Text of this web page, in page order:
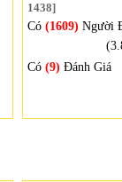
1438]
Có (1609) Người
Có (9) Đánh Giá